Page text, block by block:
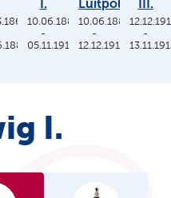
I.
10.06.1886
-
05.11.1913
Luitpold
10.06.1886
-
12.12.1912
III.
-
I.